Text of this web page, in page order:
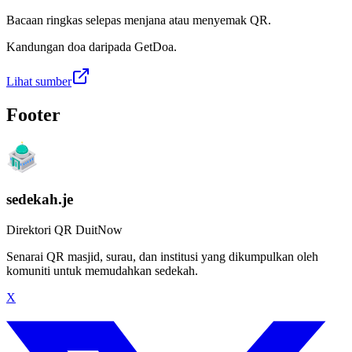
Bacaan ringkas selepas menjana atau menyemak QR.
Kandungan doa daripada GetDoa.
Lihat sumber
Footer
sedekah.je
Direktori QR DuitNow
Senarai QR masjid, surau, dan institusi yang dikumpulkan oleh
komuniti untuk memudahkan sedekah.
X